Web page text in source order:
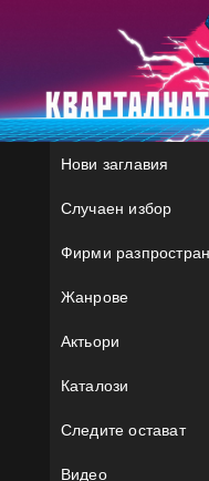
Нови заглавия
Случаен избор
Фирми
Жанрове
Актьори
Каталози
Следите остават
Видео